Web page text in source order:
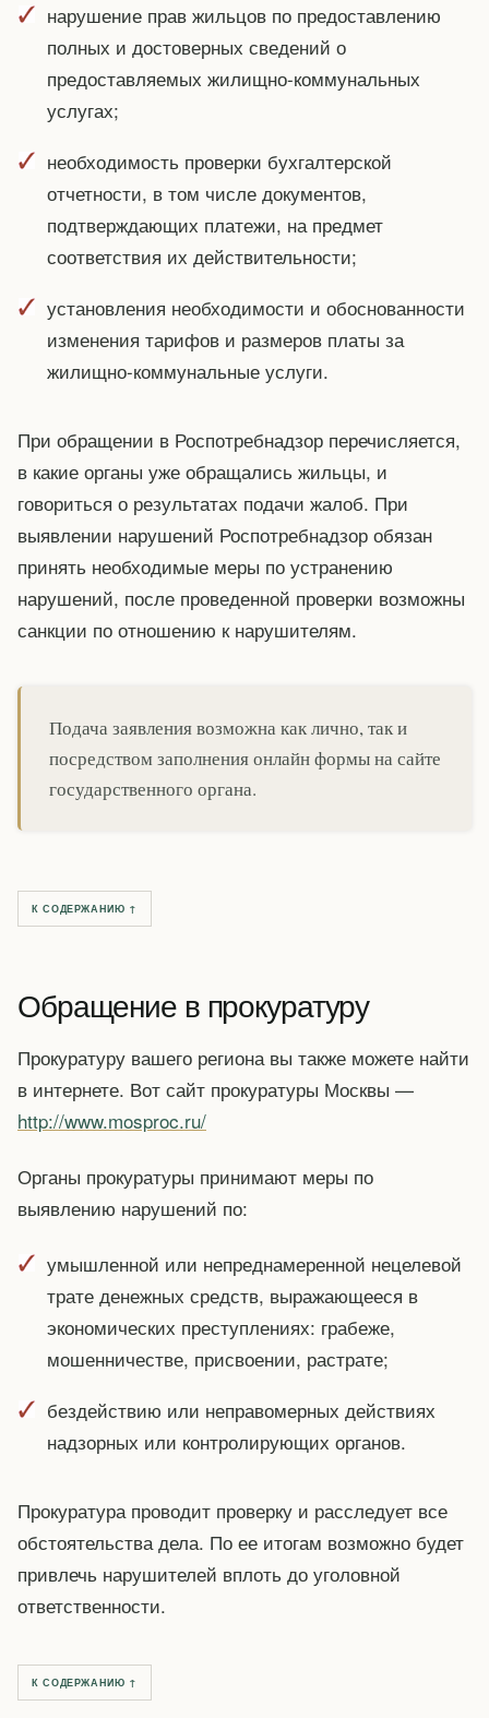
нарушение прав жильцов по предоставлению
полных и достоверных сведений о
предоставляемых жилищно-коммунальных
услугах;
необходимость проверки бухгалтерской
отчетности, в том числе документов,
подтверждающих платежи, на предмет
соответствия их действительности;
установления необходимости и обоснованности
изменения тарифов и размеров платы за
жилищно-коммунальные услуги.
При обращении в Роспотребнадзор перечисляется,
в какие органы уже обращались жильцы, и
говориться о результатах подачи жалоб. При
выявлении нарушений Роспотребнадзор обязан
принять необходимые меры по устранению
нарушений, после проведенной проверки возможны
санкции по отношению к нарушителям.
Подача заявления возможна как лично, так и
посредством заполнения онлайн формы на сайте
государственного органа.
К СОДЕРЖАНИЮ ↑
Обращение в прокуратуру
Прокуратуру вашего региона вы также можете найти
в интернете. Вот сайт прокуратуры Москвы —
http://www.mosproc.ru/
Органы прокуратуры принимают меры по
выявлению нарушений по:
умышленной или непреднамеренной нецелевой
трате денежных средств, выражающееся в
экономических преступлениях: грабеже,
мошенничестве, присвоении, растрате;
бездействию или неправомерных действиях
надзорных или контролирующих органов.
Прокуратура проводит проверку и расследует все
обстоятельства дела. По ее итогам возможно будет
привлечь нарушителей вплоть до уголовной
ответственности.
К СОДЕРЖАНИЮ ↑